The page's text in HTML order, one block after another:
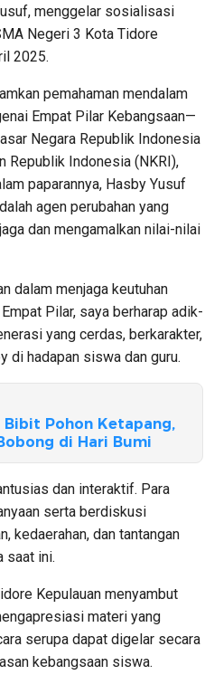
menggelar sosialisasi
Negeri 3 Kota Tidore
2025.
pemahaman mendalam
Empat Pilar Kebangsaan—
Negara Republik Indonesia
Republik Indonesia (NKRI),
paparannya, Hasby Yusuf
agen perubahan yang
dan mengamalkan nilai-nilai
dalam menjaga keutuhan
Pilar, saya berharap adik-
yang cerdas, berkarakter,
di hadapan siswa dan guru.
Bibit Pohon Ketapang,
di Hari Bumi
dan interaktif. Para
serta berdiskusi
kedaerahan, dan tantangan
saat ini.
Kepulauan menyambut
materi yang
serupa dapat digelar secara
kebangsaan siswa.